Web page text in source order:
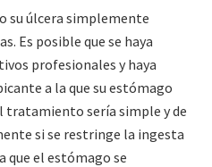
su úlcera simplemente
Es posible que se haya
profesionales y haya
a la que su estómago
tratamiento sería simple y de
si se restringe la ingesta
que el estómago se